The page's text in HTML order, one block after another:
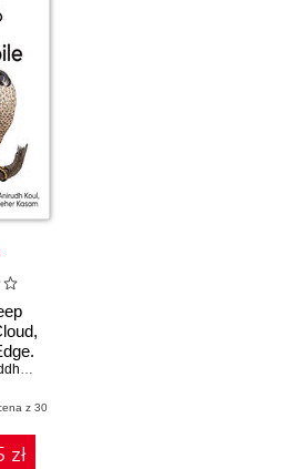
&
&
Ganju
z 30
zł